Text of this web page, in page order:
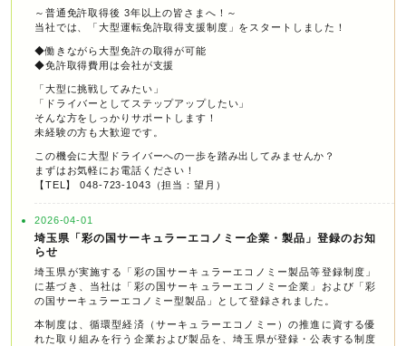
～普通免許取得後 3年以上の皆さまへ！～
当社では、「大型運転免許取得支援制度」をスタートしました！
◆働きながら大型免許の取得が可能
◆免許取得費用は会社が支援
「大型に挑戦してみたい」
「ドライバーとしてステップアップしたい」
そんな方をしっかりサポートします！
未経験の方も大歓迎です。
この機会に大型ドライバーへの一歩を踏み出してみませんか？
まずはお気軽にお電話ください！
【TEL】 048-723-1043（担当：望月）
2026-04-01
埼玉県「彩の国サーキュラーエコノミー企業・製品」登録のお知
らせ
埼玉県が実施する「彩の国サーキュラーエコノミー製品等登録制度」
に基づき、当社は「彩の国サーキュラーエコノミー企業」および「彩
の国サーキュラーエコノミー型製品」として登録されました。
本制度は、循環型経済（サーキュラーエコノミー）の推進に資する優
れた取り組みを行う企業および製品を、埼玉県が登録・公表する制度